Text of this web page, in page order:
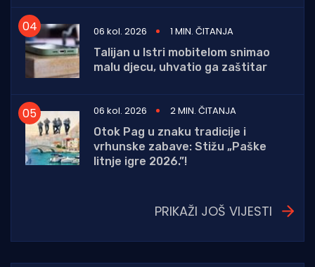
06 kol. 2026
1 MIN. ČITANJA
Talijan u Istri mobitelom snimao
malu djecu, uhvatio ga zaštitar
06 kol. 2026
2 MIN. ČITANJA
Otok Pag u znaku tradicije i
vrhunske zabave: Stižu „Paške
litnje igre 2026.”!
PRIKAŽI JOŠ VIJESTI